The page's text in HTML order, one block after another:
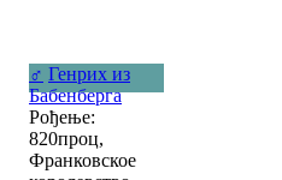
♂ Генрих из
Бабенберга
Рођење:
820проц,
Франковское